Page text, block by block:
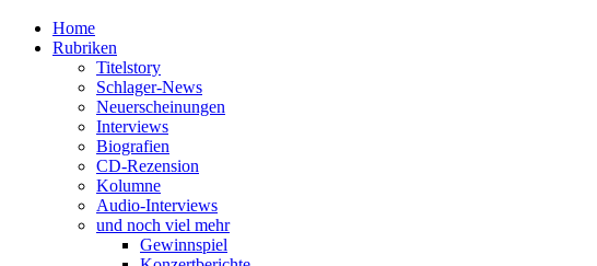
Home
Rubriken
Titelstory
Schlager-News
Neuerscheinungen
Interviews
Biografien
CD-Rezension
Kolumne
Audio-Interviews
und noch viel mehr
Gewinnspiel